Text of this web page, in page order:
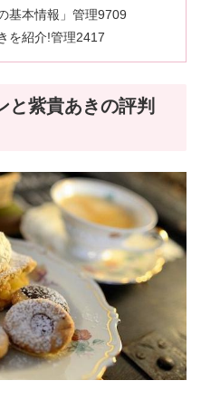
基本情報」管理9709
を紹介!管理2417
と紫貴あきの評判